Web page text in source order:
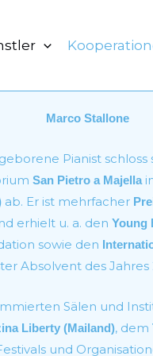
Marco Stallone
geborene Pianist
San Pietro a Majella
ab. Er ist mehrfacher
erhielt u. a. den Young
sowie den
Absolvent des Jahres
Sälen und
Liberty (Mailand), dem
und